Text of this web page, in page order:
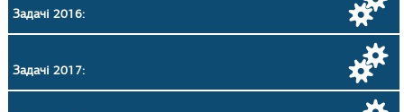
Задачі 2016:
Задачі 2017: